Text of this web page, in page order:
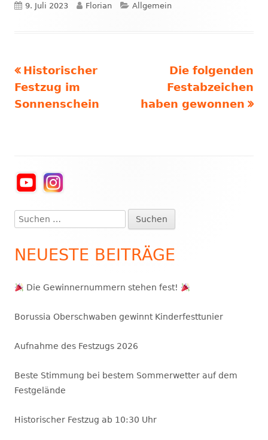
Veröffentlicht
9. Juli 2023 Autor
Florian Kategorien
Allgemein
Beitragsnavigation
Vorheriger
Beitrag:
Historischer
Festzug im
Sonnenschein
Nächster
Beitrag
Die folgenden
Festabzeichen
haben gewonnen
Haupt-
Seitenleiste
Suchen
nach:
NEUESTE BEITRÄGE
Die Gewinnernummern stehen fest!
Borussia Oberschwaben gewinnt Kinderfesttunier
Aufnahme des Festzugs 2026
Beste Stimmung bei bestem Sommerwetter auf dem
Festgelände
Historischer Festzug ab 10:30 Uhr